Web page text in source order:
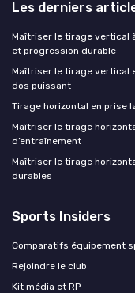
Les derniers
Maîtriser le tirage vertical
et progression durable
Maîtriser le tirage vertical
dos puissant
Tirage horizontal en prise
Maîtriser le tirage
d’entraînement
Maîtriser le tirage
durables
Sports Insiders
Comparatifs équipement
Rejoindre le club
Kit média et RP